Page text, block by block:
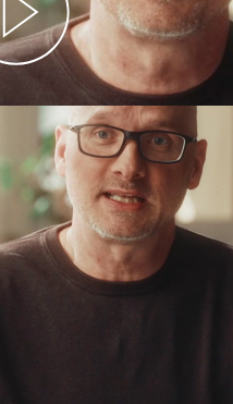
på at alt